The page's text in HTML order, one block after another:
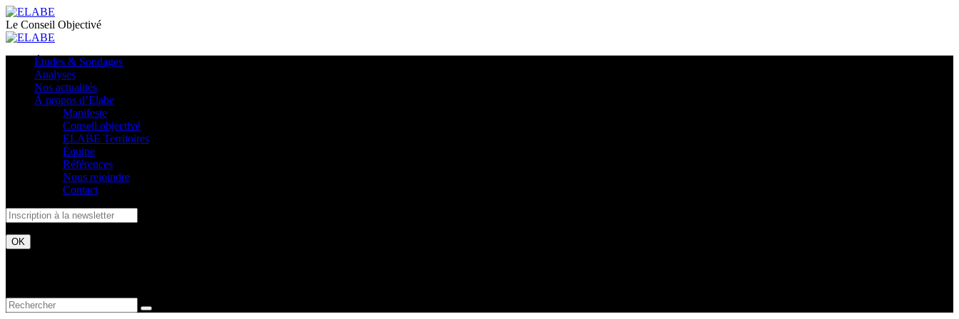
Le Conseil Objectivé
Études & Sondages
Analyses
Nos actualités
À propos d’Elabe
Manifeste
Conseil objectivé
ELABE Territoires
Équipe
Références
Nous rejoindre
Contact